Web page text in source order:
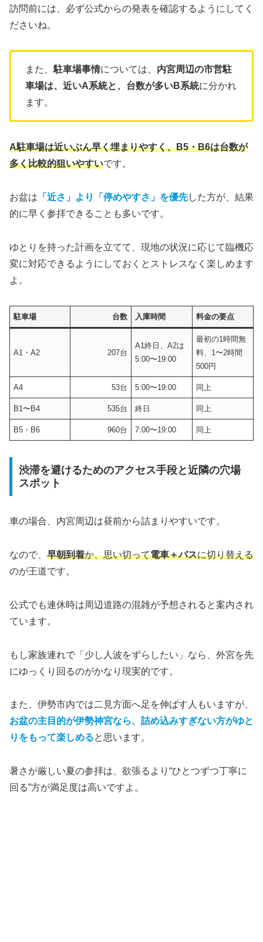
訪問前には、必ず公式からの発表を確認するようにしてく
ださいね。
また、駐車場事情については、 内宮周辺の市営駐
車場は、近いA系統と、台数が多いB系統に分かれ
ます。
A駐車場は近いぶん早く埋まりやすく、B5・B6は台数が
多く比較的狙いやすいです。
お盆は 「近さ」より「停めやすさ」を優先した方が、結果
的に早く参拝できることも多いです。
ゆとりを持った計画を立てて、現地の状況に応じて臨機応
変に対応できるようにしておくとストレスなく楽しめます
よ。
駐車場 台数 入庫時間 料金の要点
A1・A2 207台
A1終日、A2は
5:00〜19:00
最初の1時間無
料、1〜2時間
500円
A4 53台 5:00〜19:00 同上
B1〜B4 535台 終日 同上
B5・B6 960台 7:00〜19:00 同上
渋滞を避けるためのアクセス手段と近隣の穴場
スポット
車の場合、内宮周辺は昼前から詰まりやすいです。
なので、 早朝到着か、思い切って電車＋バスに切り替える
のが王道です。
公式でも連休時は周辺道路の混雑が予想されると案内され
ています。
もし家族連れで「少し人波をずらしたい」なら、外宮を先
にゆっくり回るのがかなり現実的です。
また、伊勢市内では二見方面へ足を伸ばす人もいますが、
お盆の主目的が伊勢神宮なら、詰め込みすぎない方がゆと
りをもって楽しめると思います。
暑さが厳しい夏の参拝は、欲張るより“ひとつずつ丁寧に
回る”方が満足度は高いですよ。